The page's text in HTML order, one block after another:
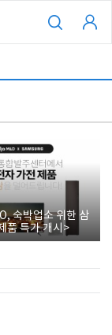
숙박업소 위한 삼
품 특가 개시>